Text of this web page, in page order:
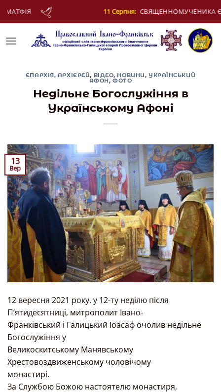
11 Серпня: СВЯЩЕННОМУЧЕНИКА ЄВПЛА, АРХІДИЯКОНА
ЄПАРХІЯ, АРХІЄРЕЙ, ВІДЕО, НОВИНИ, УКРАЇНСЬКИЙ
АФОН,ФОТО
Недільне Богослужіння в
Українському Афоні
13
Вер
12 вересня 2021 року, у 12-ту неділю після
П’ятидесятниці, митрополит Івано-
Франківський і Галицький Іоасаф очолив недільне
Богослужіння у
Великоскитському Манявському
Хрестовоздвиженському чоловічому
монастирі.
За Службою Божою настоятелю монастиря,